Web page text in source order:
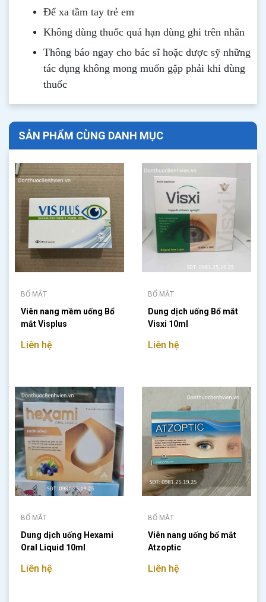
Để xa tầm tay trẻ em
Không dùng thuốc quá hạn dùng ghi trên nhãn
Thông báo ngay cho bác sĩ hoặc dược sỹ những
tác dụng không mong muốn gặp phải khi dùng
thuốc
SẢN PHẨM CÙNG DANH MỤC
BỔ MẮT
Viên nang mềm uống Bổ
mắt Visplus
Liên hệ
BỔ MẮT
Dung dịch uống Bổ mắt
Visxi 10ml
Liên hệ
BỔ MẮT
Dung dịch uống Hexami
Oral Liquid 10ml
Liên hệ
BỔ MẮT
Viên nang uống bổ mắt
Atzoptic
Liên hệ